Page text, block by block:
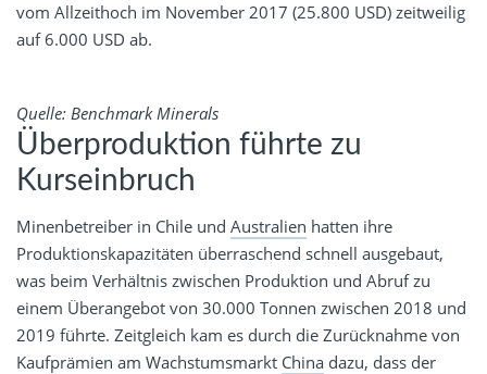
vom Allzeithoch im November 2017 (25.800 USD) zeitweilig
auf 6.000 USD ab.
Quelle: Benchmark Minerals
Überproduktion führte zu
Kurseinbruch
Minenbetreiber in Chile und Australien hatten ihre
Produktionskapazitäten überraschend schnell ausgebaut,
was beim Verhältnis zwischen Produktion und Abruf zu
einem Überangebot von 30.000 Tonnen zwischen 2018 und
2019 führte. Zeitgleich kam es durch die Zurücknahme von
Kaufprämien am Wachstumsmarkt China dazu, dass der